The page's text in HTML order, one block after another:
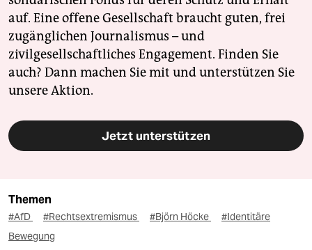
auf. Eine offene Gesellschaft braucht guten, frei
zugänglichen Journalismus – und
zivilgesellschaftliches Engagement. Finden Sie
auch? Dann machen Sie mit und unterstützen Sie
unsere Aktion.
Jetzt unterstützen
Themen
#AfD #Rechtsextremismus #Björn Höcke
#Identitäre
Bewegung